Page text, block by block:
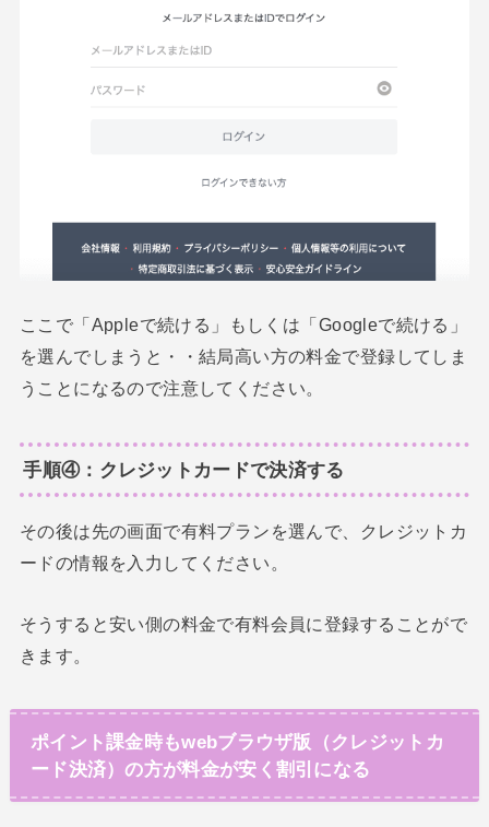
ここで「Appleで続ける」もしくは「Googleで続ける」
を選んでしまうと・・結局高い方の料金で登録してしま
うことになるので注意してください。
手順④：クレジットカードで決済する
その後は先の画面で有料プランを選んで、クレジットカ
ードの情報を入力してください。
そうすると安い側の料金で有料会員に登録することがで
きます。
ポイント課金時もwebブラウザ版（クレジットカ
ード決済）の方が料金が安く割引になる